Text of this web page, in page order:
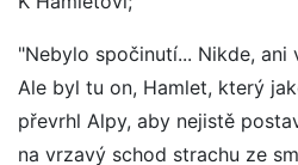
"Nebylo spočinutí... Nikde, ani
Ale byl tu on, Hamlet, který
převrhl Alpy, aby nejistě
na vrzavý schod strachu ze